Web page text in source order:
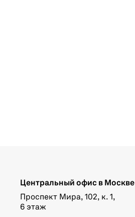
Центральный офис в Москве
Проспект Мира, 102, к. 1,
6 этаж